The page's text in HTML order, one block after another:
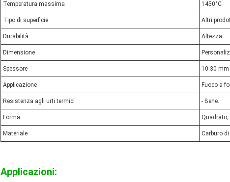
Temperatura massima 1450°C
Tipo di superficie Altri
Durabilità Altezza
Dimensione
Spessore 10-30 mm
Applicazione Fuoco a
Resistenza agli urti termici - Bene.
Forma Quadrato,
Materiale Carburo
Applicazioni: